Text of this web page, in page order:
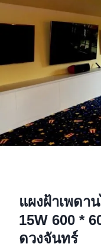
แผงฝ้าเพดา
15W 600 *
ดวงจันทร์